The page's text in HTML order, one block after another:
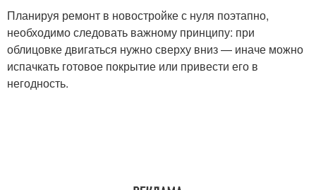
Планируя ремонт в новостройке с нуля поэтапно,
необходимо следовать важному принципу: при
облицовке двигаться нужно сверху вниз — иначе можно
испачкать готовое покрытие или привести его в
негодность.